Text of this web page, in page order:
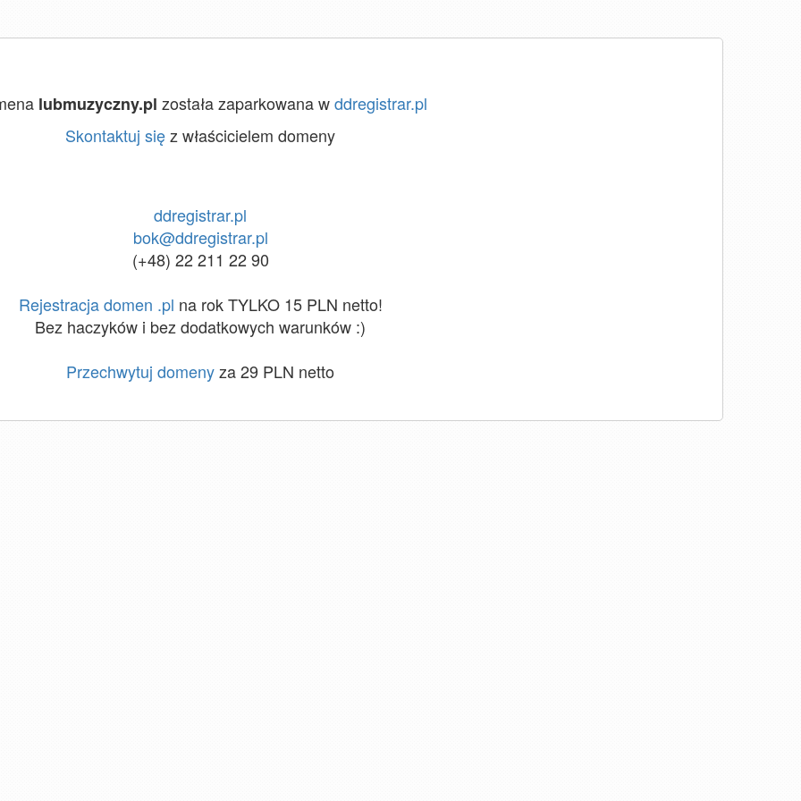
lubmuzyczny.pl została zaparkowana wddregistrar.pl
Skontaktuj sięz właścicielem domeny
ddregistrar.pl
bok@ddregistrar.pl
(+48) 22 211 22 90
Rejestracja domen .pl na rok TYLKO 15 PLN netto!
Bez haczyków i bez dodatkowych warunków :)
Przechwytuj domenyza 29 PLN netto